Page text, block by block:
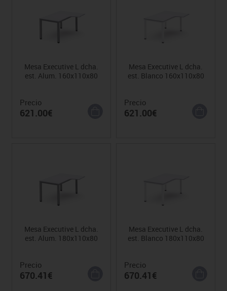
Mesa Executive L dcha.
est. Alum. 160x110x80
Precio
621.00€
Mesa Executive L dcha.
est. Blanco 160x110x80
Precio
621.00€
Mesa Executive L dcha.
est. Alum. 180x110x80
Precio
670.41€
Mesa Executive L dcha.
est. Blanco 180x110x80
Precio
670.41€